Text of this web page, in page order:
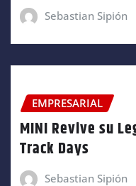
Sebastian Sipión
EMPRESARIAL
MINI Revive su
Track Days
Sebastian Sipión